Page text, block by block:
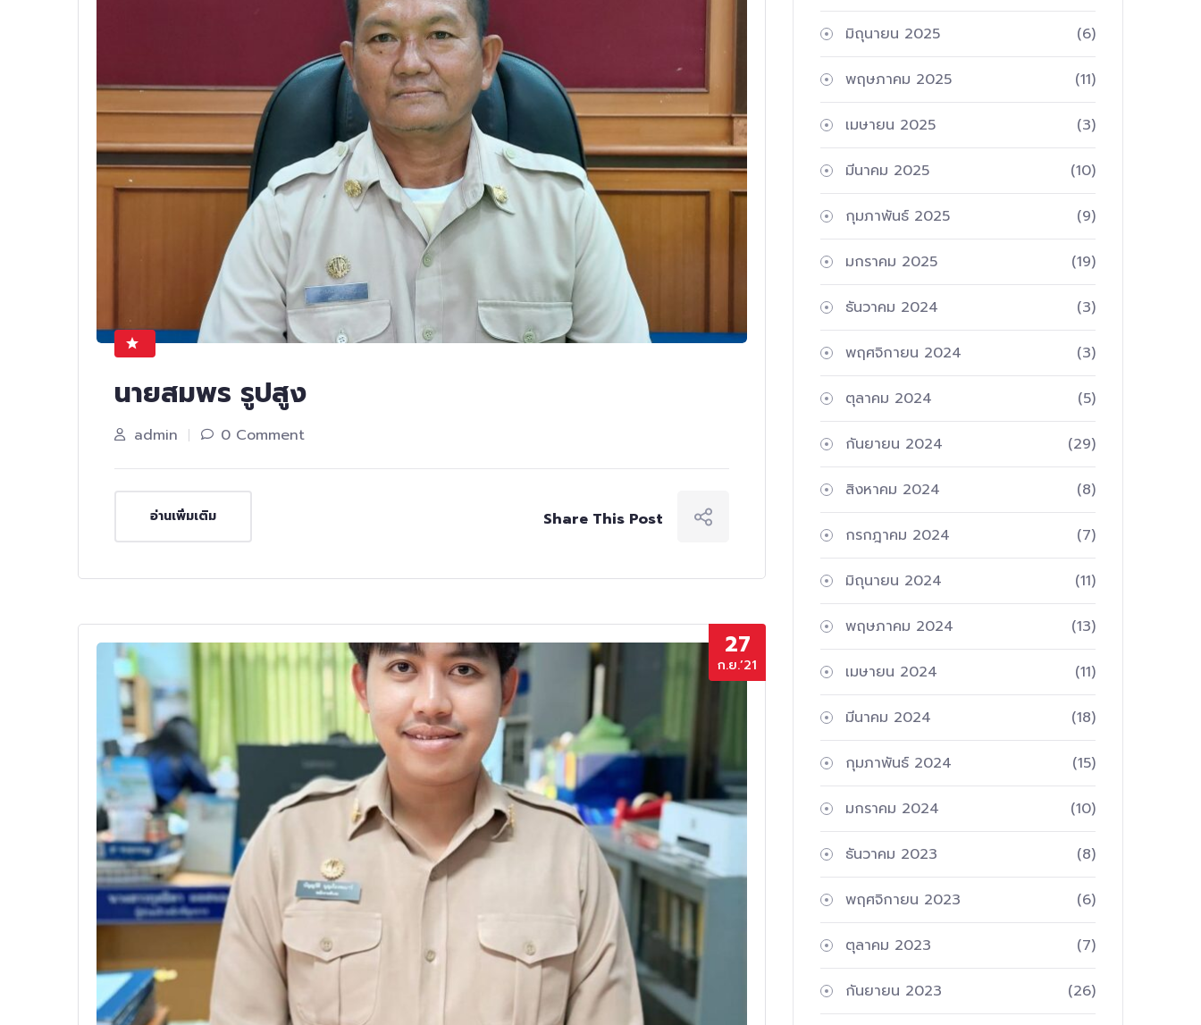
นายสมพร รูปสูง
admin 0 Comment
อ่านเพิ่มเติม Share This Post
27
ก.ย.’21
มิถุนายน 2025 (6)
พฤษภาคม 2025 (11)
เมษายน 2025 (3)
มีนาคม 2025 (10)
กุมภาพันธ์ 2025 (9)
มกราคม 2025 (19)
ธันวาคม 2024 (3)
พฤศจิกายน 2024 (3)
ตุลาคม 2024 (5)
กันยายน 2024 (29)
สิงหาคม 2024 (8)
กรกฎาคม 2024 (7)
มิถุนายน 2024 (11)
พฤษภาคม 2024 (13)
เมษายน 2024 (11)
มีนาคม 2024 (18)
กุมภาพันธ์ 2024 (15)
มกราคม 2024 (10)
ธันวาคม 2023 (8)
พฤศจิกายน 2023 (6)
ตุลาคม 2023 (7)
กันยายน 2023 (26)